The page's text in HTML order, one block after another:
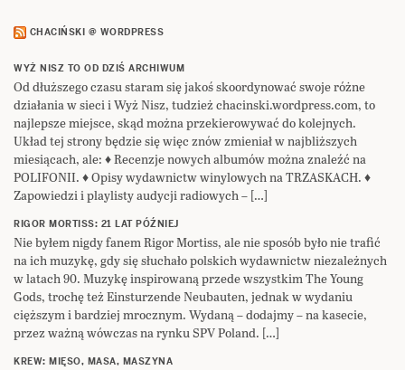
CHACIŃSKI @ WORDPRESS
WYŻ NISZ TO OD DZIŚ ARCHIWUM
Od dłuższego czasu staram się jakoś skoordynować swoje różne
działania w sieci i Wyż Nisz, tudzież chacinski.wordpress.com, to
najlepsze miejsce, skąd można przekierowywać do kolejnych.
Układ tej strony będzie się więc znów zmieniał w najbliższych
miesiącach, ale: ♦ Recenzje nowych albumów można znaleźć na
POLIFONII. ♦ Opisy wydawnictw winylowych na TRZASKACH. ♦
Zapowiedzi i playlisty audycji radiowych – […]
RIGOR MORTISS: 21 LAT PÓŹNIEJ
Nie byłem nigdy fanem Rigor Mortiss, ale nie sposób było nie trafić
na ich muzykę, gdy się słuchało polskich wydawnictw niezależnych
w latach 90. Muzykę inspirowaną przede wszystkim The Young
Gods, trochę też Einsturzende Neubauten, jednak w wydaniu
cięższym i bardziej mrocznym. Wydaną – dodajmy – na kasecie,
przez ważną wówczas na rynku SPV Poland. […]
KREW: MIĘSO, MASA, MASZYNA